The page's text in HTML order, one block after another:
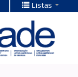
Listas